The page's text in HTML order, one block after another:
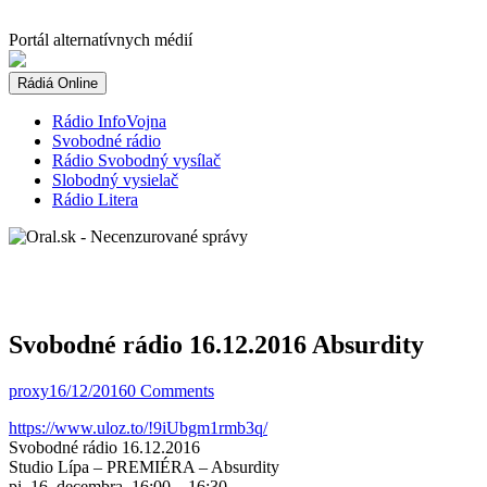
to
content
Portál alternatívnych médií
Rádiá Online
Rádio InfoVojna
Svobodné rádio
Rádio Svobodný vysílač
Slobodný vysielač
Rádio Litera
Svobodné rádio 16.12.2016 Absurdity
proxy16/12/20160 Comments
https://www.uloz.to/!9iUbgm1rmb3q/
Svobodné rádio 16.12.2016
Studio Lípa – PREMIÉRA – Absurdity